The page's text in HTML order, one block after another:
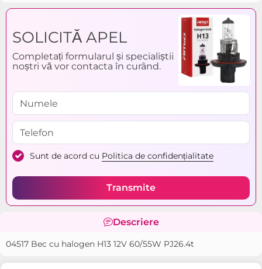
SOLICITĂ APEL
Completați formularul și specialiștii
noștri vă vor contacta în curând.
Sunt de acord cu Politica de confidențialitate
Transmite
Descriere
04517 Bec cu halogen H13 12V 60/55W PJ26.4t